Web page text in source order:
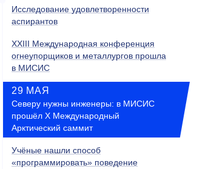
Исследование удовлетворенности
аспирантов
XXIII Международная конференция
огнеупорщиков и металлургов прошла
в МИСИС
29 МАЯ
Северу нужны инженеры: в МИСИС
прошёл X Международный
Арктический саммит
Учёные нашли способ
«программировать» поведение